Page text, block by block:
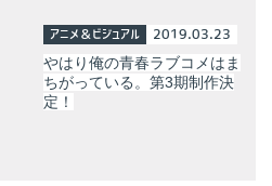
アニメ＆ビジュアル 2019.03.23
やはり俺の青春ラブコメはま
ちがっている。第3期制作決
定！